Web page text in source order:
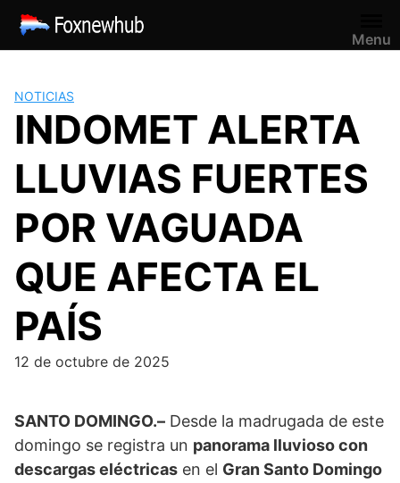
Saltar
contenido
Menu
NOTICIAS
INDOMET ALERTA
LLUVIAS FUERTES
POR VAGUADA
QUE AFECTA EL
PAÍS
12 de octubre de 2025
SANTO DOMINGO.– Desde la madrugada de este
domingo se registra un panorama lluvioso con
descargas eléctricas en el Gran Santo Domingo